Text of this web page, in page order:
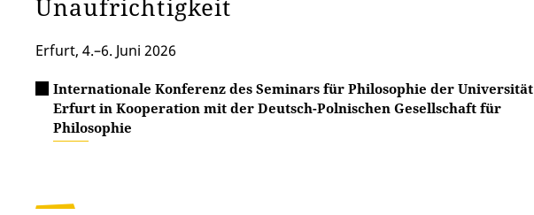
Unaufrichtigkeit
Erfurt, 4.–6. Juni 2026
Internationale Konferenz des Seminars für Philosophie der Universität
Erfurt in Kooperation mit der Deutsch-Polnischen Gesellschaft für
Philosophie